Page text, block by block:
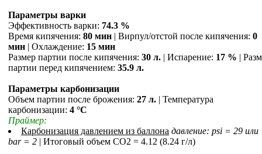
Параметры варки
Эффективность варки: 74.3 %
Время кипячения: 80 мин | Вирпул/отстой после кипячения: 0
мин | Охлаждение: 15 мин
Размер партии после кипячения: 30 л. | Испарение: 17 % |
партии перед кипячением: 35.9 л.
Параметры карбонизации
Объем партии после брожения: 27 л. | Температура
карбонизации: 4 °С
Праймер:
Карбонизация давлением из баллона давление: psi = 29 или
bar = 2 | Итоговый объем СO2 = 4.12 (8.24 г/л)